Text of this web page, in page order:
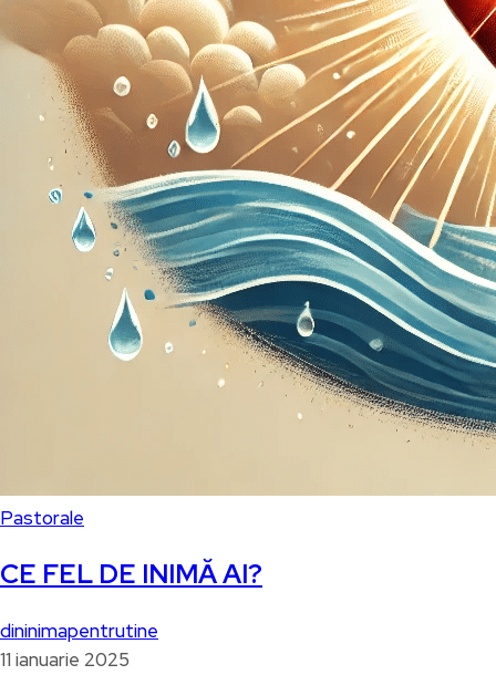
Pastorale
CE FEL DE INIMĂ AI?
dininimapentrutine
11 ianuarie 2025